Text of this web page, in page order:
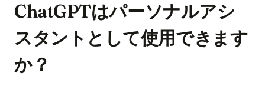
ChatGPTはパーソナルアシ
スタントとして使用できます
か？